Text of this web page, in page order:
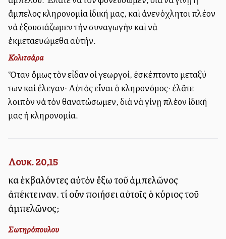
ἄμπελος κληρονομία ἰδική μας, καὶ ἀνενόχλητοι πλέον
νὰ ἐξουσιάζωμεν τὴν συναγωγὴν καὶ νὰ
ἐκμεταλλευώμεθα αὐτήν.
Κολιτσάρα
Ὅταν ὅμως τὸν εἶδαν οἱ γεωργοί, ἐσκέπτοντο μεταξύ
των καὶ ἔλεγαν· Αὐτὸς εἶναι ὁ κληρονόμος· ἐλᾶτε
λοιπὸν νὰ τὸν θανατώσωμεν, διὰ νὰ γίνῃ πλέον ἰδική
μας ἡ κληρονομία.
Λουκ. 20,15
καὶ ἐκβαλόντες αὐτὸν ἔξω τοῦ ἀμπελῶνος
ἀπέκτειναν. τί οὖν ποιήσει αὐτοῖς ὁ κύριος τοῦ
ἀμπελῶνος;
Σωτηρόπουλου